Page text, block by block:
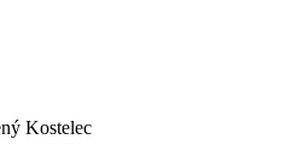
Kostelec